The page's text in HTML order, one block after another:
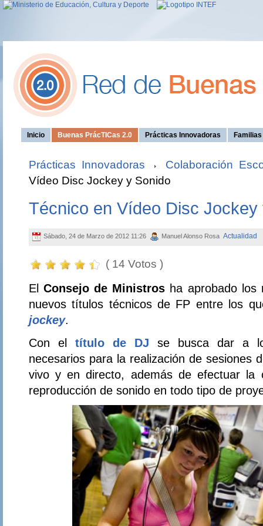
Inicio Buenas PrácTICas 2.0 Prácticas Innovadoras
Prácticas Innovadoras
Colaboración
Vídeo Disc Jockey y Sonido
Técnico en Vídeo Disc Jockey
Sábado, 24 de Marzo de 2012 11:26 Manuel Alonso Rosa Actualidad
( 14 Votos )
El Consejo de Ministros ha aprobado los
nuevos títulos técnicos de FP entre los
jockey.
Con el título de DJ
se busca dar a
necesarios para la realización de sesiones
vivo y en directo, además de efectuar la
reproducción de sonido en todo tipo de